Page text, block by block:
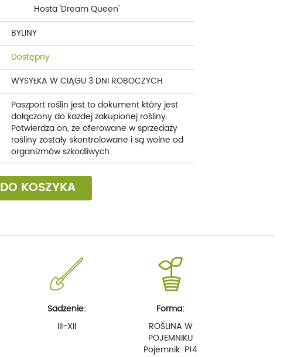
Hosta 'Dream Queen'
BYLINY
Dostępny
WYSYŁKA W CIĄGU 3 DNI ROBOCZYCH
Paszport roślin jest to dokument który jest
dołączony do każdej zakupionej rośliny.
Potwierdza on, że oferowane w sprzedaży
rośliny zostały skontrolowane i są wolne od
organizmów szkodliwych.
DO KOSZYKA
Sadzenie:
III-XII
Forma:
ROŚLINA W
POJEMNIKU
Pojemnik: P14